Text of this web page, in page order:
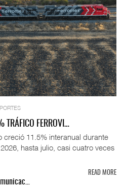
TRÁFICO FERROVI…
creció 11.5% interanual durante
hasta julio, casi cuatro veces
READ MORE